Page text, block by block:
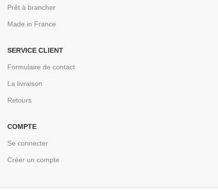
Prêt à brancher
Made in France
SERVICE CLIENT
Formulaire de contact
La livraison
Retours
COMPTE
Se connecter
Créer un compte